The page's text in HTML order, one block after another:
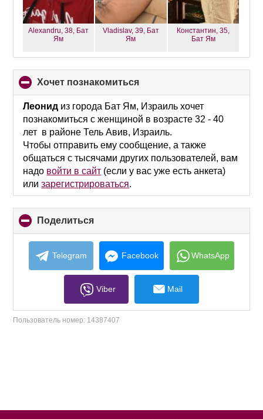
Alexandru, 38, Бат
Ям
Vladislav, 39, Бат
Ям
Константин, 35,
Бат Ям
хочет познакомиться
to
collapse
contents
Леонид из города Бат Ям, Израиль хочет
познакомиться с женщиной в возрасте 32 - 40
лет в районе Тель Авив, Израиль.
Чтобы отправить ему сообщение, а также
общаться с тысячами других пользователей, вам
надо войти в сайт (если у вас уже есть анкета)
илизарегистрироваться.
Поделиться
to
collapse
contents
Telegram Facebook WhatsApp
Viber Mail
Пользователь номер: 14387407